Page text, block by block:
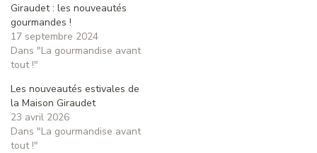
Giraudet : les nouveautés
gourmandes !
17 septembre 2024
Dans "La gourmandise avant
tout !"
Les nouveautés estivales de
la Maison Giraudet
23 avril 2026
Dans "La gourmandise avant
tout !"